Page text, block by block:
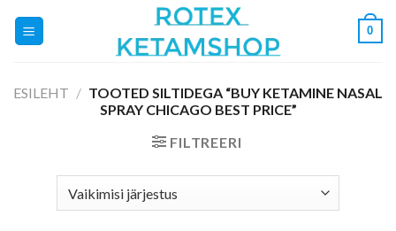
0
ESILEHT / TOOTED SILTIDEGA “BUY KETAMINE NASAL
SPRAY CHICAGO BEST PRICE”
FILTREERI